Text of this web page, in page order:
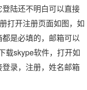
陆还不明白可以直接
打开注册页面如图，如
是必填的，邮箱可以
载skype软件，打开如
录，注册，姓名邮箱